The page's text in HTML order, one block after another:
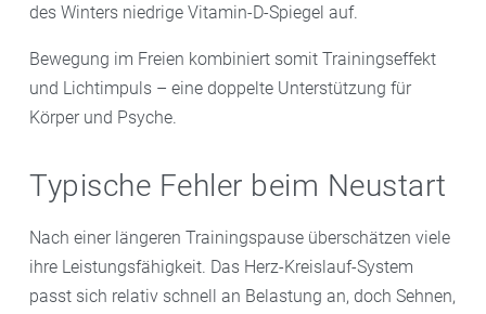
des Winters niedrige Vitamin-D-Spiegel auf.
Bewegung im Freien kombiniert somit Trainingseffekt
und Lichtimpuls – eine doppelte Unterstützung für
Körper und Psyche.
Typische Fehler beim Neustart
Nach einer längeren Trainingspause überschätzen viele
ihre Leistungsfähigkeit. Das Herz-Kreislauf-System
passt sich relativ schnell an Belastung an, doch Sehnen,